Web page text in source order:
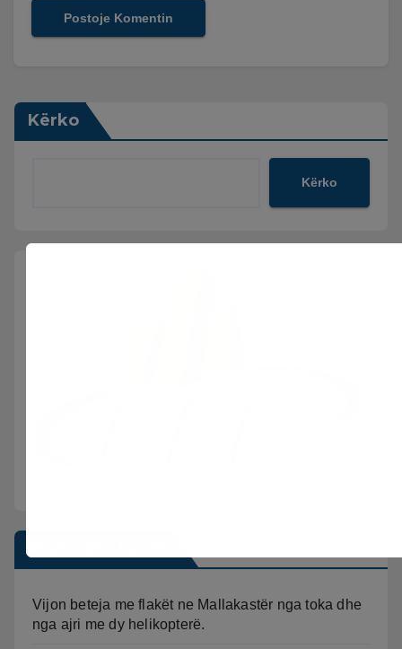
Kërko
Kërko
Vijon beteja me flakët ne Mallakastër nga toka dhe
nga ajri me dy helikopterë.